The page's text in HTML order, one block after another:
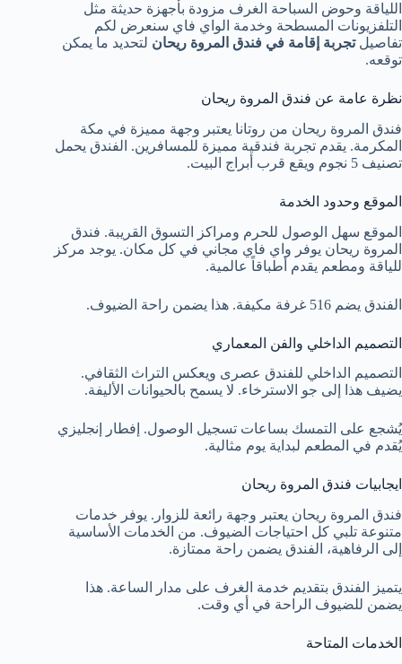
اللياقة وحوض السباحة الغرف مزودة بأجهزة حديثة مثل
التلفزيونات المسطحة وخدمة الواي فاي سنعرض لكم
تفاصيلتجربة إقامة في فندق المروة ريحان لتحديد ما يمكن
توقعه.
نظرة عامة عن فندق المروة ريحان
فندق المروة ريحان من روتانا يعتبر وجهة مميزة في مكة
المكرمة. يقدم تجربة فندقية مميزة للمسافرين. الفندق يحمل
تصنيف 5 نجوم ويقع قرب أبراج البيت.
الموقع وحدود الخدمة
الموقع سهل الوصول للحرم ومراكز التسوق القريبة. فندق
المروة ريحان يوفر واي فاي مجاني في كل مكان. يوجد مركز
للياقة ومطعم يقدم أطباقاً عالمية.
الفندق يضم 516 غرفة مكيفة. هذا يضمن راحة الضيوف.
التصميم الداخلي والفن المعماري
التصميم الداخلي للفندق عصرى ويعكس التراث الثقافي.
يضيف هذا إلى جو الاسترخاء. لا يسمح بالحيوانات الأليفة.
يُشجع على التمسك بساعات تسجيل الوصول. إفطار إنجليزي
يُقدم في المطعم لبداية يوم مثالية.
ايجابيات فندق المروة ريحان
فندق المروة ريحان يعتبر وجهة رائعة للزوار. يوفر خدمات
متنوعة تلبي كل احتياجات الضيوف. من الخدمات الأساسية
إلى الرفاهية، الفندق يضمن راحة ممتازة.
يتميز الفندق بتقديم خدمة الغرف على مدار الساعة. هذا
يضمن للضيوف الراحة في أي وقت.
الخدمات المتاحة